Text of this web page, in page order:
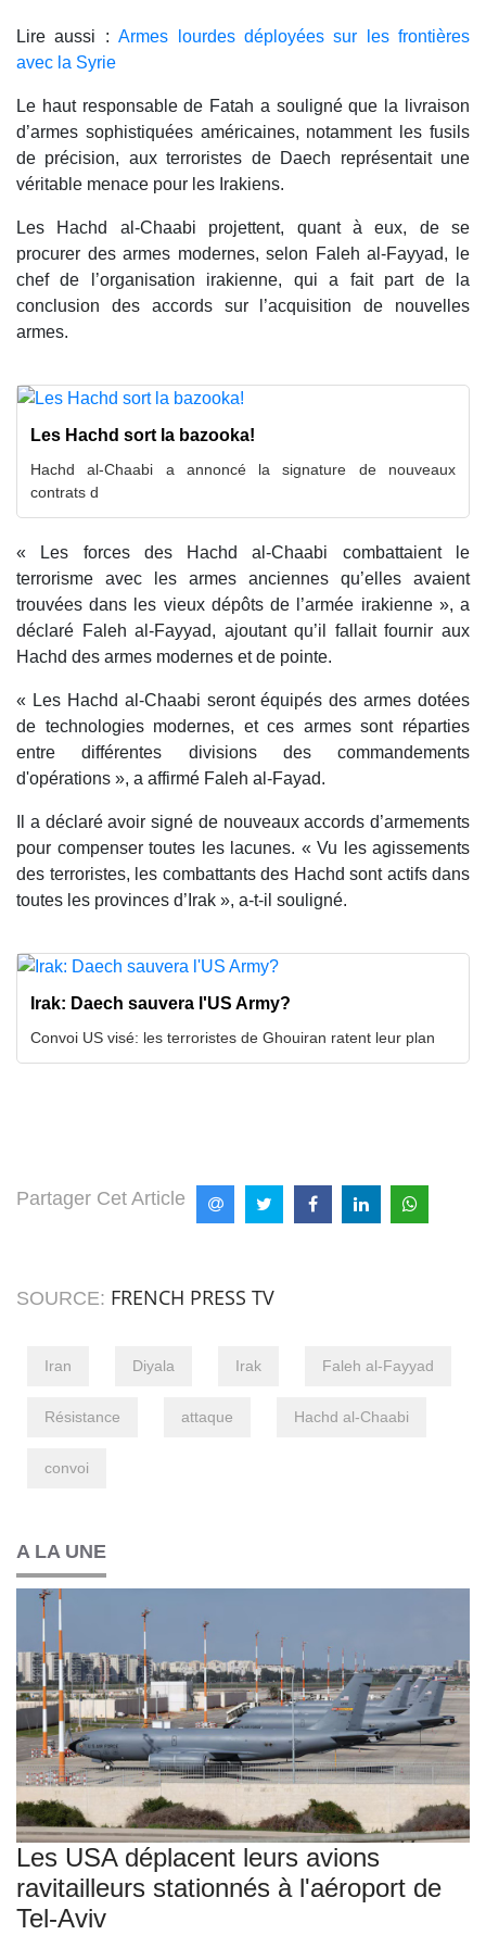
Lire aussi :Armes lourdes déployées sur les frontières
avec la Syrie
Le haut responsable de Fatah a souligné que la livraison
d’armes sophistiquées américaines, notamment les fusils
de précision, aux terroristes de Daech représentait une
véritable menace pour les Irakiens.
Les Hachd al-Chaabi projettent, quant à eux, de se
procurer des armes modernes, selon Faleh al-Fayyad, le
chef de l’organisation irakienne, qui a fait part de la
conclusion des accords sur l’acquisition de nouvelles
armes.
Les Hachd sort la bazooka!
Hachd al-Chaabi a annoncé la signature de nouveaux
contrats d
« Les forces des Hachd al-Chaabi combattaient le
terrorisme avec les armes anciennes qu’elles avaient
trouvées dans les vieux dépôts de l’armée irakienne », a
déclaré Faleh al-Fayyad, ajoutant qu’il fallait fournir aux
Hachd des armes modernes et de pointe.
« Les Hachd al-Chaabi seront équipés des armes dotées
de technologies modernes, et ces armes sont réparties
entre différentes divisions des commandements
d'opérations », a affirmé Faleh al-Fayad.
Il a déclaré avoir signé de nouveaux accords d’armements
pour compenser toutes les lacunes. « Vu les agissements
des terroristes, les combattants des Hachd sont actifs dans
toutes les provinces d’Irak », a-t-il souligné.
Irak: Daech sauvera l'US Army?
Convoi US visé: les terroristes de Ghouiran ratent leur plan
Partager Cet Article
SOURCE: FRENCH PRESS TV
Iran Diyala Irak Faleh al-Fayyad
Résistance attaque Hachd al-Chaabi
convoi
A LA UNE
Les USA déplacent leurs avions
ravitailleurs stationnés à l'aéroport de
Tel-Aviv